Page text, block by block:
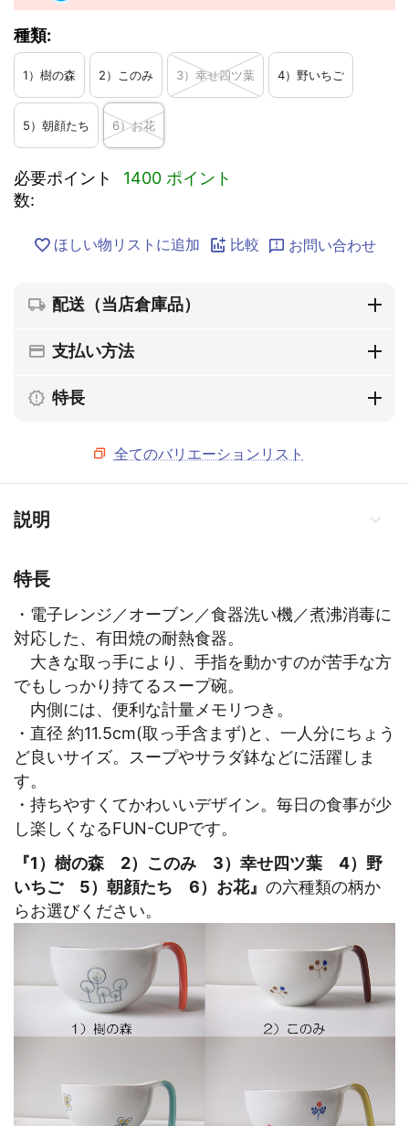
種類:
1）樹の森 2）このみ 3）幸せ四ツ葉 4）野いちご
5）朝顔たち 6）お花
必要ポイント
数:
1400 ポイント
ほしい物リストに追加 比較 お問い合わせ
配送（当店倉庫品）
支払い方法
特長
全てのバリエーションリスト
説明
特長
・電子レンジ／オーブン／食器洗い機／煮沸消毒に
対応した、有田焼の耐熱食器。
大きな取っ手により、手指を動かすのが苦手な方
でもしっかり持てるスープ碗。
内側には、便利な計量メモリつき。
・直径 約11.5cm(取っ手含まず)と、一人分にちょう
ど良いサイズ。スープやサラダ鉢などに活躍しま
す。
・持ちやすくてかわいいデザイン。毎日の食事が少
し楽しくなるFUN-CUPです。
『1）樹の森 2）このみ 3）幸せ四ツ葉 4）野
いちご 5）朝顔たち 6）お花』 の六種類の柄か
らお選びください。